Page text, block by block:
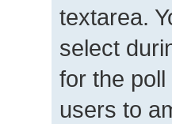
textarea.
select
for the
users to